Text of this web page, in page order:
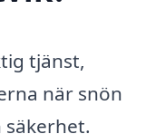
tjänst,
när snön
säkerhet.